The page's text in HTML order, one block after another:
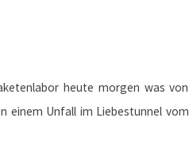
heute morgen was von
einem Unfall im Liebestunnel vom